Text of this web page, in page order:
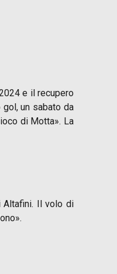
e il recupero
un sabato da
di Motta». La
Il volo di